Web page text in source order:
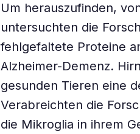
Um herauszufinden,
untersuchten die
fehlgefaltete Proteine
Alzheimer-Demenz.
gesunden Tieren eine
Verabreichten die
die Mikroglia in ihrem